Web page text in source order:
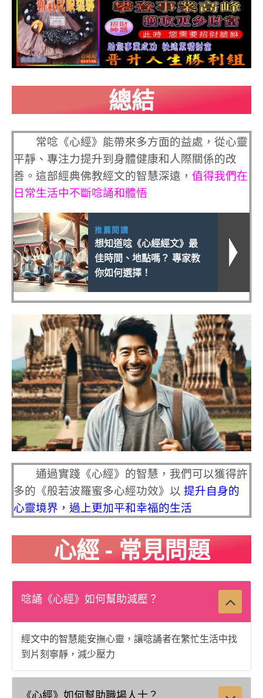
總結
常唸《心經》能帶來多方面的益處，從心靈
平靜、專注力提升到身體健康和人際關係的改
善。這部經典佛教經文的智慧深遠， 值得我們在
日常生活中不斷唸誦和體悟
推薦閱讀
想知道唸《心經經文》最
佳時間、地點嗎？ 專家教
你如何選擇！
通過實踐《心經》的智慧，我們可以獲得許
多的《般若波羅蜜多心經功效》以 提升自身的
心靈境界，過上更加平和幸福的生活
心經 - 常見問題
唸誦《心經》如何幫助減壓？
經文中的智慧能安撫心靈，讓唸誦者在繁忙生活中找
到片刻寧靜，減少壓力
《心經》如何幫助職場人士？